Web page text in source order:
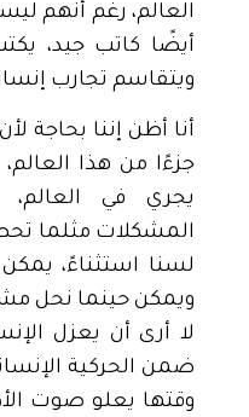
العالم، رغم أنهم
أيضًا كاتب جيد،
ويتقاسم تجارب
أنا أظن إننا بحاجة
جزءًا من هذا
يجري في العالم،
المشكلات مثلما
لسنا استثناءً،
ويمكن حينما نحل
لا أرى أن يعزل
ضمن الحركية
وقتها يعلو صوت